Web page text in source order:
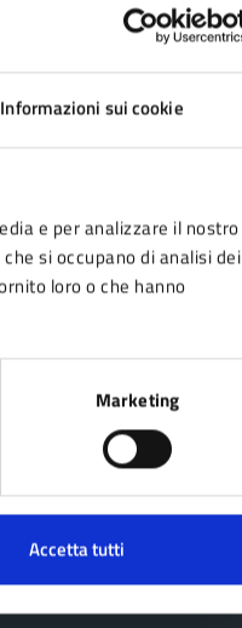
Informazioni sui cookie
e per analizzare il nostro
si occupano di analisi dei
loro o che hanno
Marketing
Accetta tutti